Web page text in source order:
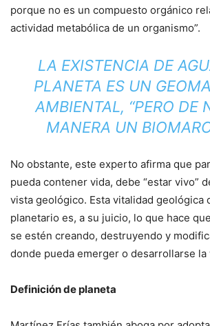
porque no es un compuesto orgánico
actividad metabólica de un organismo”.
LA EXISTENCIA DE
PLANETA ES UN
AMBIENTAL, “PERO DE
MANERA UN
No obstante, este experto afirma que
pueda contener vida, debe “estar vivo”
vista geológico. Esta vitalidad geológica
planetario es, a su juicio, lo que hace
se estén creando, destruyendo y
donde pueda emerger o desarrollarse la
Definición de planeta